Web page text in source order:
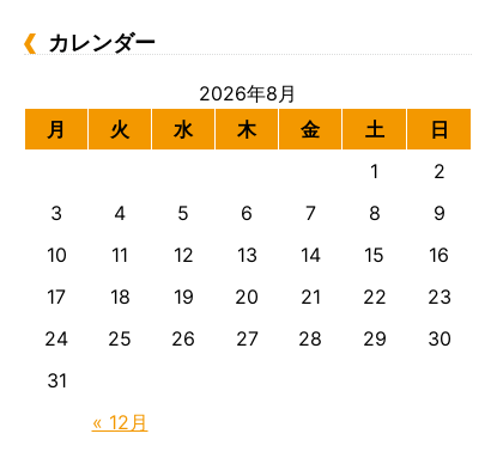
カレンダー
2026年8月
月
火 水 木 金 土 日
« 12月
1
2
3
4 5 6 7 8
9
10
11 12 13 14 15
16
17
18 19 20 21 22
23
24
25 26 27 28 29
30
31